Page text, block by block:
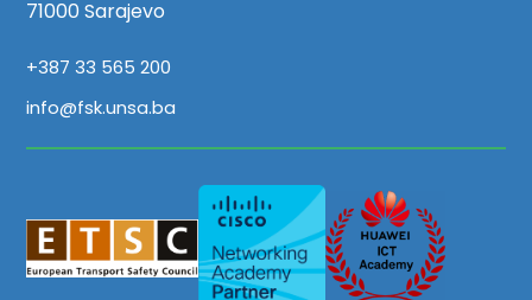
71000 Sarajevo
+387 33 565 200
info@fsk.unsa.ba